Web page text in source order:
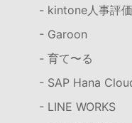
- kintone人事評
- Garoon
- 育て〜る
- SAP Hana
- LINE WORKS